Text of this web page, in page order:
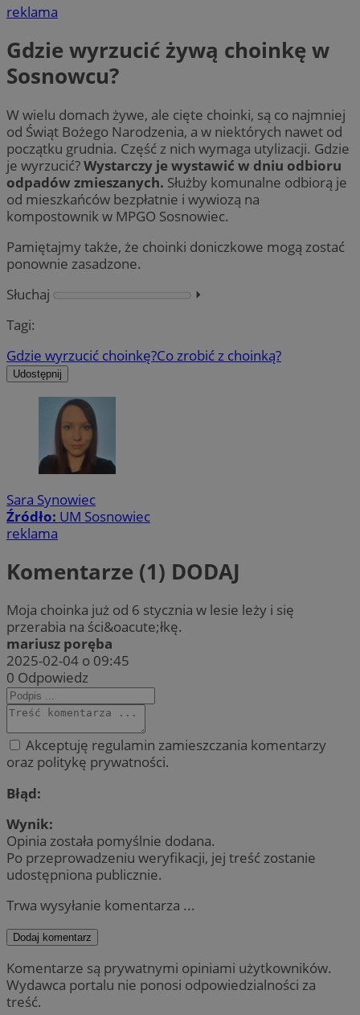
reklama
Gdzie wyrzucić żywą choinkę w
Sosnowcu?
W wielu domach żywe, ale cięte choinki, są co najmniej
od Świąt Bożego Narodzenia, a w niektórych nawet od
początku grudnia. Część z nich wymaga utylizacji. Gdzie
je wyrzucić?Wystarczy je wystawić w dniu odbioru
odpadów zmieszanych. Służby komunalne odbiorą je
od mieszkańców bezpłatnie i wywiozą na
kompostownik w MPGO Sosnowiec.
Pamiętajmy także, że choinki doniczkowe mogą zostać
ponownie zasadzone.
Słuchaj
⏵︎
Tagi:
Gdzie wyrzucić choinkę?Co zrobić z choinką?
Udostępnij
Sara Synowiec
Źródło: UM Sosnowiec
reklama
Komentarze (1) DODAJ
Moja choinka już od 6 stycznia w lesie leży i się
przerabia na ści&oacute;łkę.
mariusz poręba
2025-02-04 o 09:45
0 Odpowiedz
Akceptuję regulamin zamieszczania komentarzy
oraz politykę prywatności.
Błąd:
Wynik:
Opinia została pomyślnie dodana.
Po przeprowadzeniu weryfikacji, jej treść zostanie
udostępniona publicznie.
Trwa wysyłanie komentarza ...
Dodaj komentarz
Komentarze są prywatnymi opiniami użytkowników.
Wydawca portalu nie ponosi odpowiedzialności za
treść.